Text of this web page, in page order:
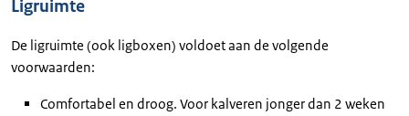
Ligruimte
De ligruimte (ook ligboxen) voldoet aan de volgende
voorwaarden:
Comfortabel en droog. Voor kalveren jonger dan 2 weken